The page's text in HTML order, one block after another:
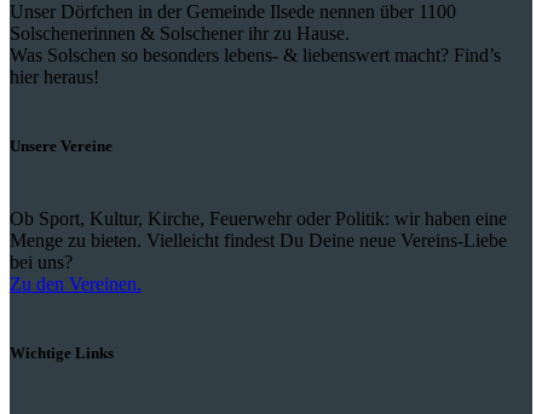
Unser Dörfchen in der Gemeinde Ilsede nennen über 1100
Solschenerinnen & Solschener ihr zu Hause.
Was Solschen so besonders lebens- & liebenswert macht? Find’s
hier heraus!
Unsere Vereine
Ob Sport, Kultur, Kirche, Feuerwehr oder Politik: wir haben eine
Menge zu bieten. Vielleicht findest Du Deine neue Vereins-Liebe
bei uns?
Zu den Vereinen.
Wichtige Links